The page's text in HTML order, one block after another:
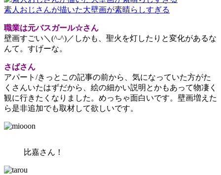
素人おじさんが描いた大壁画が素晴らしすぎる
職業は元バスガール☆さん
壁画すごい＼(^-^)／しかも、聖火を灯したりと変化があるな
んて。すげーな。
さばさん
アパート/きっとこの記事の前から、気になっていた方がた
くさんいたはずだから、絵の細かい説明とかもあって物凄く
観に行きたくなりました。めっちゃ面白いです。壁画増えた
ら是非追加でも取材して欲しいです。
比嘉さん！